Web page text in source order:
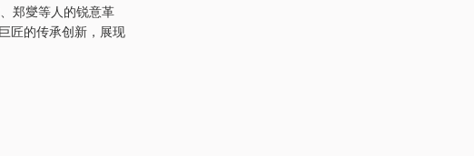
郑燮等人的锐意革
匠的传承创新，展现